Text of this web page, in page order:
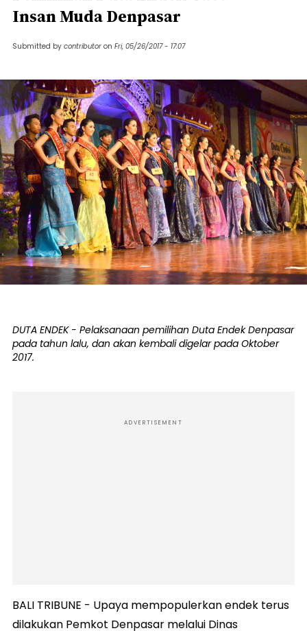
Insan Muda Denpasar
Submitted by contributor on Fri, 05/26/2017 - 17:07
DUTA ENDEK - Pelaksanaan pemilihan Duta Endek Denpasar
pada tahun lalu, dan akan kembali digelar pada Oktober
2017.
ADVERTISEMENT
BALI TRIBUNE - Upaya mempopulerkan endek terus
dilakukan Pemkot Denpasar melalui Dinas